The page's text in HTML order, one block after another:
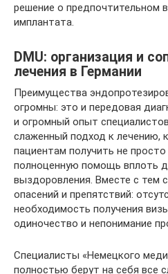
решение о предпочтительном
имплантата.
DMU: организация и
лечения в Германии
Преимущества
огромны: это и передовая
и огромный опыт
слаженный подход к лечению,
пациентам получить не просто
полноценную помощь вплоть
выздоровления. Вместе с тем
опасений и препятствий:
необходимость получения
одиночество и непонимание
Специалисты «Немецкого
полностью берут на себя все